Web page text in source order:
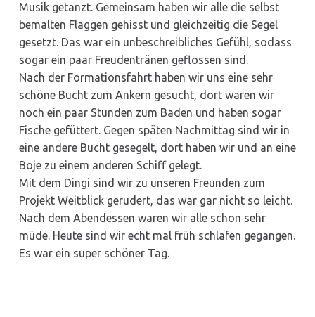
Musik getanzt. Gemeinsam haben wir alle die selbst
bemalten Flaggen gehisst und gleichzeitig die Segel
gesetzt. Das war ein unbeschreibliches Gefühl, sodass
sogar ein paar Freudentränen geflossen sind.
Nach der Formationsfahrt haben wir uns eine sehr
schöne Bucht zum Ankern gesucht, dort waren wir
noch ein paar Stunden zum Baden und haben sogar
Fische gefüttert. Gegen späten Nachmittag sind wir in
eine andere Bucht gesegelt, dort haben wir und an eine
Boje zu einem anderen Schiff gelegt.
Mit dem Dingi sind wir zu unseren Freunden zum
Projekt Weitblick gerudert, das war gar nicht so leicht.
Nach dem Abendessen waren wir alle schon sehr
müde. Heute sind wir echt mal früh schlafen gegangen.
Es war ein super schöner Tag.